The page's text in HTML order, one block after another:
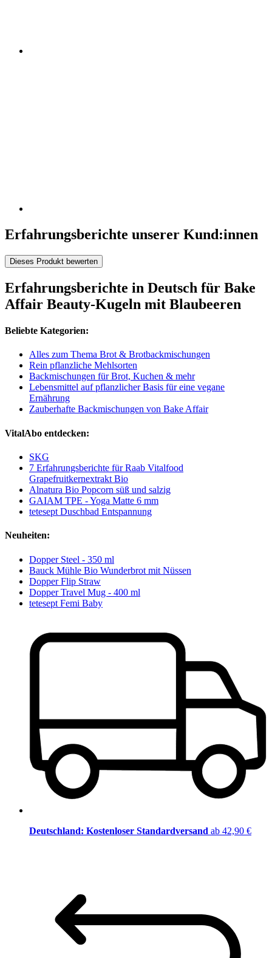
Erfahrungsberichte unserer Kund:innen
Dieses Produkt bewerten
Erfahrungsberichte in Deutsch für Bake
Affair Beauty-Kugeln mit Blaubeeren
Beliebte Kategorien:
Alles zum Thema Brot & Brotbackmischungen
Rein pflanzliche Mehlsorten
Backmischungen für Brot, Kuchen & mehr
Lebensmittel auf pflanzlicher Basis für eine vegane
Ernährung
Zauberhafte Backmischungen von Bake Affair
VitalAbo entdecken:
SKG
7 Erfahrungsberichte für Raab Vitalfood
Grapefruitkernextrakt Bio
Alnatura Bio Popcorn süß und salzig
GAIAM TPE - Yoga Matte 6 mm
tetesept Duschbad Entspannung
Neuheiten:
Dopper Steel - 350 ml
Bauck Mühle Bio Wunderbrot mit Nüssen
Dopper Flip Straw
Dopper Travel Mug - 400 ml
tetesept Femi Baby
Deutschland: Kostenloser Standardversand ab 42,90 €